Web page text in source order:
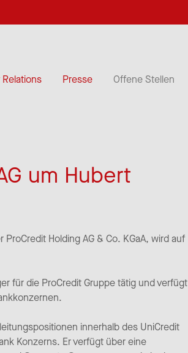
Presse Offene Stellen
um Hubert
Holding AG & Co. KGaA, wird auf
für die ProCredit Gruppe tätig und verfügt
innerhalb des UniCredit
Konzerns. Er verfügt über eine